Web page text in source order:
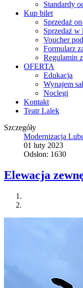
Standardy
Kup bilet
Sprzedaż
Sprzedaż w
Voucher
Formularz
Regulamin
OFERTA
Edukacja
Wynajem sal
Noclegi
Kontakt
Teatr Lalek
Szczegóły
Modernizacja
01 luty 2023
Odsłon: 1630
Elewacja